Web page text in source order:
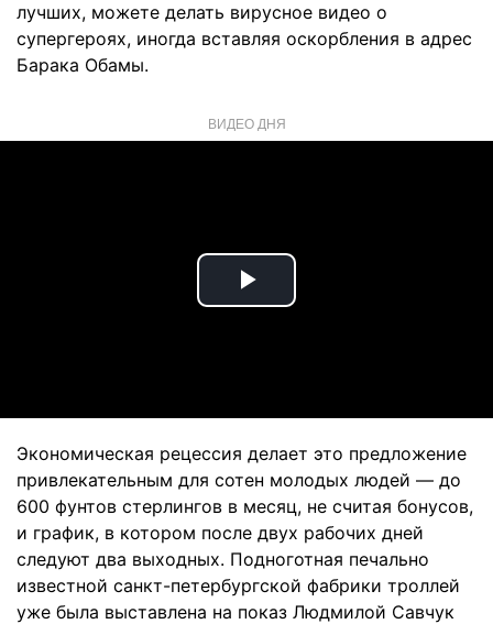
лучших, можете делать вирусное видео о
супергероях, иногда вставляя оскорбления в адрес
Барака Обамы.
ВИДЕО ДНЯ
Play
Экономическая рецессия делает это предложение
привлекательным для сотен молодых людей — до
600 фунтов стерлингов в месяц, не считая бонусов,
и график, в котором после двух рабочих дней
следуют два выходных. Подноготная печально
известной санкт-петербургской фабрики троллей
уже была выставлена на показ Людмилой Савчук